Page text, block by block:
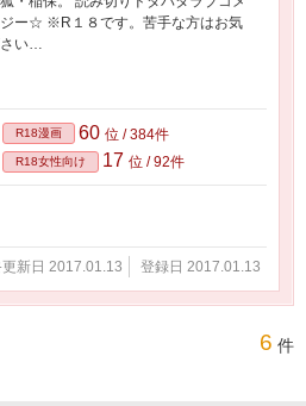
ー☆ ※R１８です。苦手な方はお気
い…
R18漫画 60 位 / 384件
R18女性向け 17 位 / 92件
新日 2017.01.13 登録日 2017.01.13
6 件